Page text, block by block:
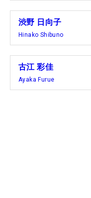
渋野 日向子
Hinako Shibuno
古江 彩佳
Ayaka Furue